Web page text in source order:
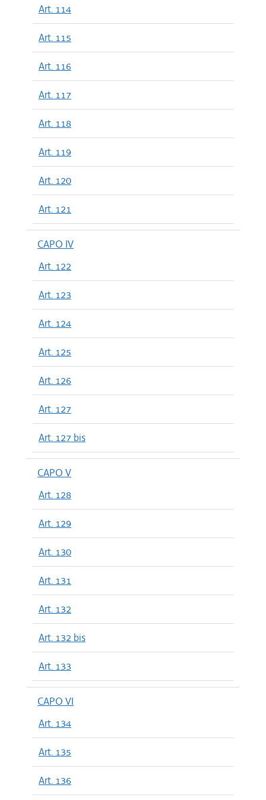
Art. 114
Art. 115
Art. 116
Art. 117
Art. 118
Art. 119
Art. 120
Art. 121
CAPO IV
Art. 122
Art. 123
Art. 124
Art. 125
Art. 126
Art. 127
Art. 127 bis
CAPO V
Art. 128
Art. 129
Art. 130
Art. 131
Art. 132
Art. 132 bis
Art. 133
CAPO VI
Art. 134
Art. 135
Art. 136